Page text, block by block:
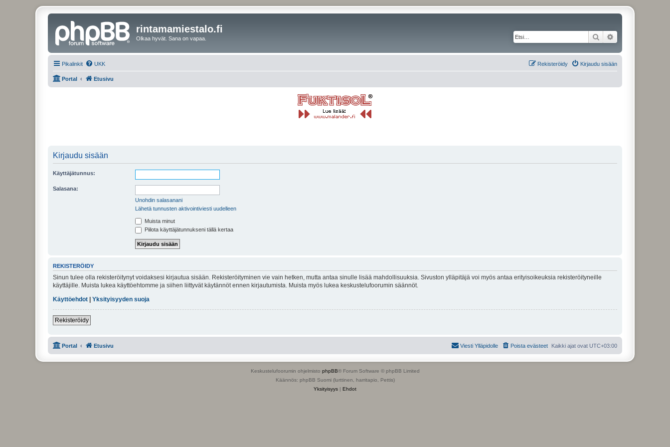
rintamamiestalo.fi
Olkaa hyvät. Sana on vapaa. Etsi
Pikalinkit UKK Kirjaudu sisään
Rekisteröidy
Portal Etusivu
Kirjaudu sisään
Käyttäjätunnus:
Salasana:
Unohdin salasanani
Lähetä tunnusten aktivointiviesti uudelleen
Muista minut
Piilota käyttäjätunnukseni tällä kertaa
REKISTERÖIDY
Sinun tulee olla rekisteröitynyt voidaksesi kirjautua sisään. Rekisteröityminen vie vain hetken, mutta antaa sinulle lisää mahdollisuuksia. Sivuston ylläpitäjä voi myös antaa erityisoikeuksia rekisteröityneille
käyttäjille. Muista lukea käyttöehtomme ja siihen liittyvät käytännöt ennen kirjautumista. Muista myös lukea keskustelufoorumin säännöt.
Käyttöehdot
Yksityisyyden suoja
Rekisteröidy
Portal Etusivu Kaikki ajat ovat UTC+03:00
Poista evästeet
Viesti Ylläpidolle
Keskustelufoorumin ohjelmisto phpBB® Forum Software © phpBB Limited
Käännös: phpBB Suomi (lurttinen, harritapio, Pettis)
Yksityisyys | Ehdot